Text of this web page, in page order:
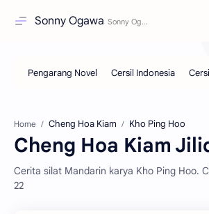
Sonny Ogawa
Home Cheng Hoa Kiam Kho Ping Hoo
Cheng Hoa Kiam
Cerita silat Mandarin karya Kho Ping Hoo.
22